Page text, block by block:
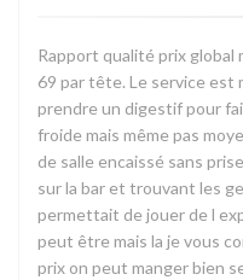
Rapport qualité prix global
69 par tête. Le service est
prendre un digestif pour
froide mais même pas
de salle encaissé sans
sur la bar et trouvant les
permettait de jouer de l
peut être mais la je vous
prix on peut manger bien